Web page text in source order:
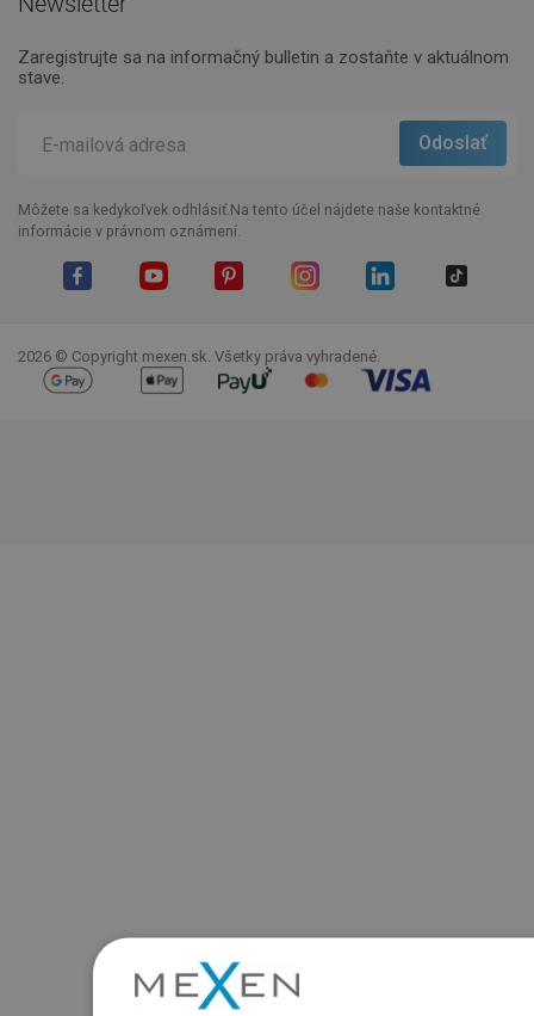
Zaregistrujte sa na informačný bulletin a zostaňte v aktuálnom
stave.
Môžete sa kedykoľvek odhlásiť.Na tento účel nájdete naše kontaktné
informácie v právnom oznámení.
2026 © Copyright mexen.sk. Všetky práva vyhradené.